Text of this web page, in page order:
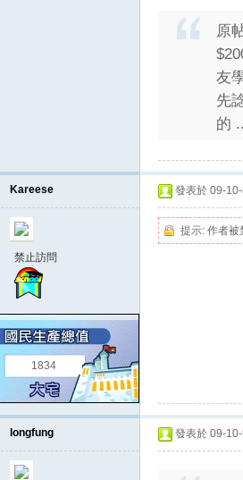
原
友
先
的
Kareese
禁止訪問
1834
發表於 09-
提示: 作者被
longfung 發表於 09-